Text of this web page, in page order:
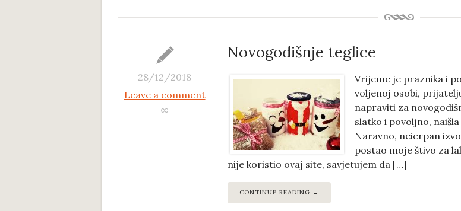
28/12/2018
Leave a comment
∞
Novogodišnje teglice
Vrijeme je praznika i
voljenoj osobi,
napraviti za
slatko i povoljno,
Naravno, neicrpan
postao moje štivo za
nije koristio ovaj site, savjetujem da […]
CONTINUE READING →